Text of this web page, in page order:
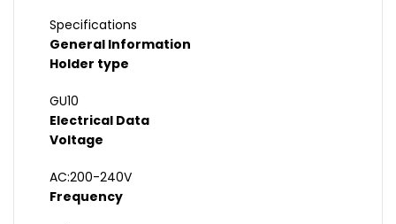
Specifications
General Information
Holder type
GU10
Electrical Data
Voltage
AC:200-240V
Frequency